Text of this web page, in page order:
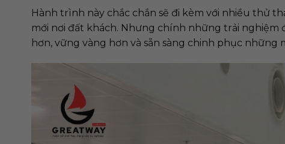
Hành trình này chắc chắn sẽ đi kèm với nhiều thử
mới nơi đất khách. Nhưng chính những trải
hơn, vững vàng hơn và sẵn sàng chinh phục